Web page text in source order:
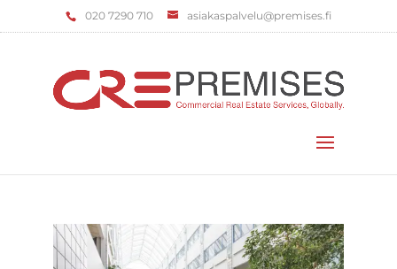
‌020 7290 710 asiakaspalvelu@premises.fi